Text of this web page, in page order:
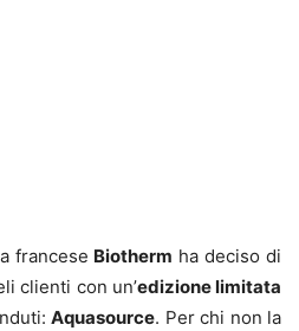
francese Biotherm ha deciso di
clienti con un’edizione limitata
Aquasource. Per chi non la